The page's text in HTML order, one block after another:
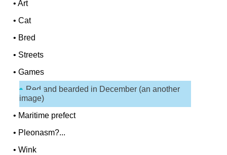
•Art
•Cat
• Bred
• Streets
•Games
Red and bearded in December (an another
image)
• Maritime prefect
• Pleonasm?...
•Wink